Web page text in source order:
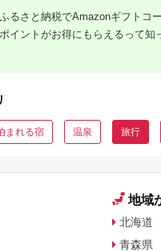
ふるさと納税でAmazonギフトコ
ポイントがお得にもらえるって知
まれる宿 温泉 旅行
地域
北海道
青森県